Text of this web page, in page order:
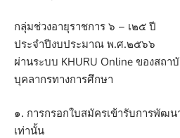
กลุ่มช่วงอายุราชการ ๖ – เ๒๕ ปี
ประจำปีงบประมาณ พ.ศ.๒๕๖๖
ผ่านระบบ KHURU Online ของสถ
บุคลากรทางการศึกษา
๑. การกรอกใบสมัครเข้ารับการพัฒน
เท่านั้น